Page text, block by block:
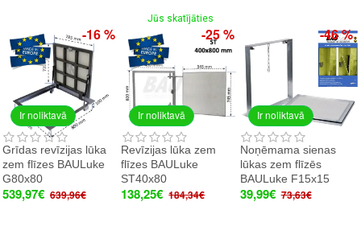
Jūs skatījāties
Ir noliktavā
-16 %
Grīdas revīzijas lūka
zem flīzes BAULuke
G80x80
539,97€ 639,96€
Ir noliktavā
-25 %
Revīzijas lūka zem
flīzes BAULuke
ST40x80
138,25€ 184,34€
Ir noliktavā
-46 %
Noņēmama sienas
lūkas zem flīzēs
BAULuke F15x15
39,99€ 73,63€